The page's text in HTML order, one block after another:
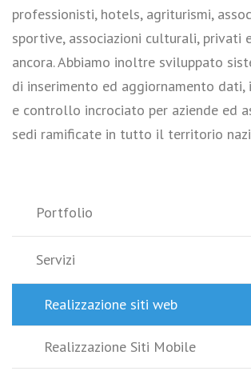
Portfolio
Servizi
Realizzazione siti web
Realizzazione Siti Mobile
professionisti, hotels, agriturismi,
sportive, associazioni culturali, privati
ancora. Abbiamo inoltre sviluppato
di inserimento ed aggiornamento
e controllo incrociato per aziende ed
sedi ramificate in tutto il territorio